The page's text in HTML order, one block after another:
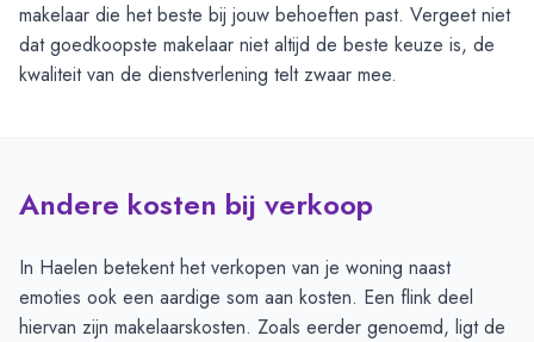
makelaar die het beste bij jouw behoeften past. Vergeet niet
dat goedkoopste makelaar niet altijd de beste keuze is, de
kwaliteit van de dienstverlening telt zwaar mee.
Andere kosten bij verkoop
In Haelen betekent het verkopen van je woning naast
emoties ook een aardige som aan kosten. Een flink deel
hiervan zijn makelaarskosten. Zoals eerder genoemd, ligt de